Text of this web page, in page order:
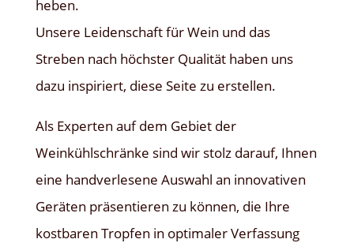
heben.
Unsere Leidenschaft für Wein und das
Streben nach höchster Qualität haben uns
dazu inspiriert, diese Seite zu erstellen.
Als Experten auf dem Gebiet der
Weinkühlschränke sind wir stolz darauf, Ihnen
eine handverlesene Auswahl an innovativen
Geräten präsentieren zu können, die Ihre
kostbaren Tropfen in optimaler Verfassung